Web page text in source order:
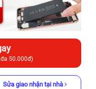
50.000đ)
Sửa giao nhận tại nhà